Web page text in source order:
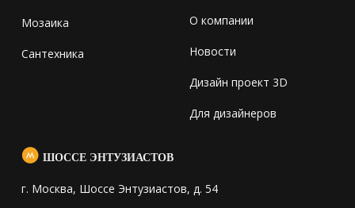
Мозаика
Сантехника
О компании
Новости
Дизайн проект 3D
Для дизайнеров
ШОССЕ ЭНТУЗИАСТОВ
г. Москва, Шоссе Энтузиастов, д. 54